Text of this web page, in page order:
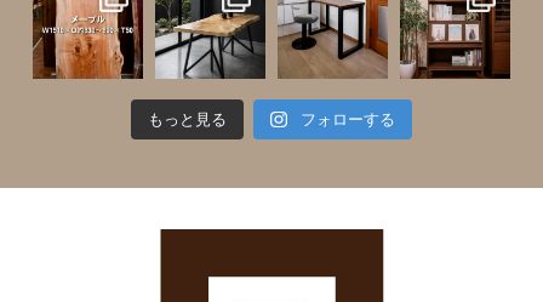
もっと見る フォローする